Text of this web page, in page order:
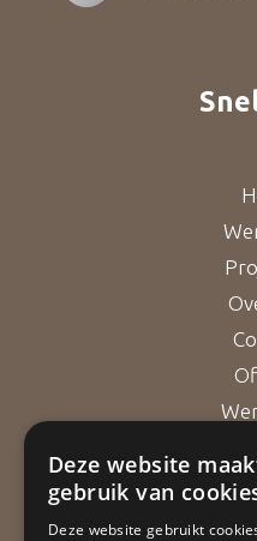
Deze website
gebruik van
Deze website gebruikt